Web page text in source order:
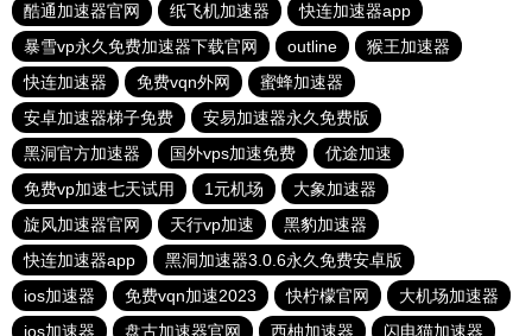
酷通加速器官网
纸飞机加速器
快连加速器app
暴雪vp永久免费加速器下载官网
outline
猴王加速器
快连加速器
免费vqn外网
蜜蜂加速器
安卓加速器梯子免费
安易加速器永久免费版
黑洞官方加速器
国外vps加速免费
优途加速
免费vp加速七天试用
1元机场
大象加速器
旋风加速器官网
天行vp加速
黑豹加速器
快连加速器app
黑洞加速器3.0.6永久免费安卓版
ios加速器
免费vqn加速2023 快柠檬官网
大机场加速器
ios加速器
盘古加速器官网 西柚加速器 闪电猫加速器